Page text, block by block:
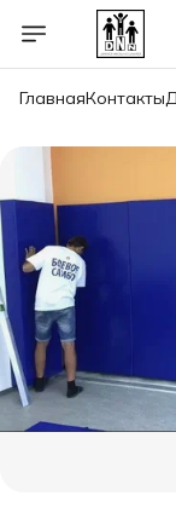
ГлавнаяКонтакты